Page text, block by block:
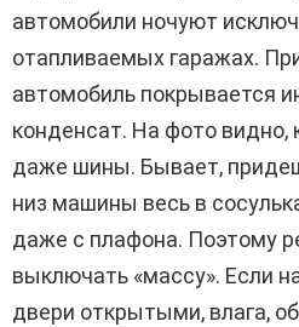
автомобили ночуют
отапливаемых гаражах.
автомобиль покрывается
конденсат. На фото видно,
даже шины. Бывает,
низ машины весь в
даже с плафона. Поэтому
выключать «массу». Если
двери открытыми, влага,